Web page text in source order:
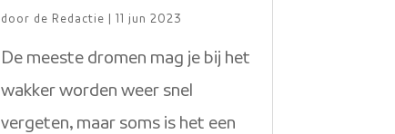
door de Redactie 11 jun 2023
De meeste dromen mag je bij het
wakker worden weer snel
vergeten, maar soms is het een